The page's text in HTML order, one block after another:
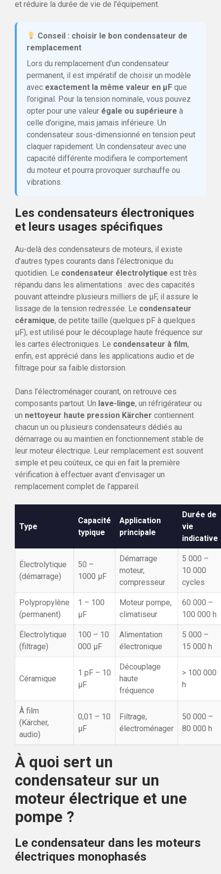
et réduire la durée de vie de l’équipement.
Conseil : choisir le bon condensateur de
remplacement
Lors du remplacement d’un condensateur
permanent, il est impératif de choisir un modèle
avec exactement la même valeur en µF que
l’original. Pour la tension nominale, vous pouvez
opter pour une valeur égale ou supérieure à
celle d’origine, mais jamais inférieure. Un
condensateur sous-dimensionné en tension peut
claquer rapidement. Un condensateur avec une
capacité différente modifiera le comportement
du moteur et pourra provoquer surchauffe ou
vibrations.
Les condensateurs électroniques
et leurs usages spécifiques
Au-delà des condensateurs de moteurs, il existe
d’autres types courants dans l’électronique du
quotidien. Le condensateur électrolytique est très
répandu dans les alimentations : avec des capacités
pouvant atteindre plusieurs milliers de µF, il assure le
lissage de la tension redressée. Le condensateur
céramique, de petite taille (quelques pF à quelques
µF), est utilisé pour le découplage haute fréquence sur
les cartes électroniques. Le condensateur à film,
enfin, est apprécié dans les applications audio et de
filtrage pour sa faible distorsion.
Dans l’électroménager courant, on retrouve ces
composants partout. Un lave-linge, un réfrigérateur ou
un nettoyeur haute pression Kärcher contiennent
chacun un ou plusieurs condensateurs dédiés au
démarrage ou au maintien en fonctionnement stable de
leur moteur électrique. Leur remplacement est souvent
simple et peu coûteux, ce qui en fait la première
vérification à effectuer avant d’envisager un
remplacement complet de l’appareil.
Type
Capacité
typique
Application
principale
Durée de
vie
indicative
Électrolytique
(démarrage)
50 –
1000 µF
Démarrage
moteur,
compresseur
5 000 –
10 000
cycles
Polypropylène
(permanent)
1 – 100
µF
Moteur pompe,
climatiseur
60 000 –
100 000 h
Électrolytique
(filtrage)
100 – 10
000 µF
Alimentation
électronique
5 000 –
15 000 h
Céramique
1 pF – 10
µF
Découplage
haute
fréquence
> 100 000
h
À film
(Kärcher,
audio)
0,01 – 10
µF
Filtrage,
électroménager
50 000 –
80 000 h
À quoi sert un
condensateur sur un
moteur électrique et une
pompe ?
Le condensateur dans les moteurs
électriques monophasés